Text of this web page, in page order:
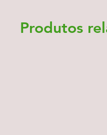
Produtos